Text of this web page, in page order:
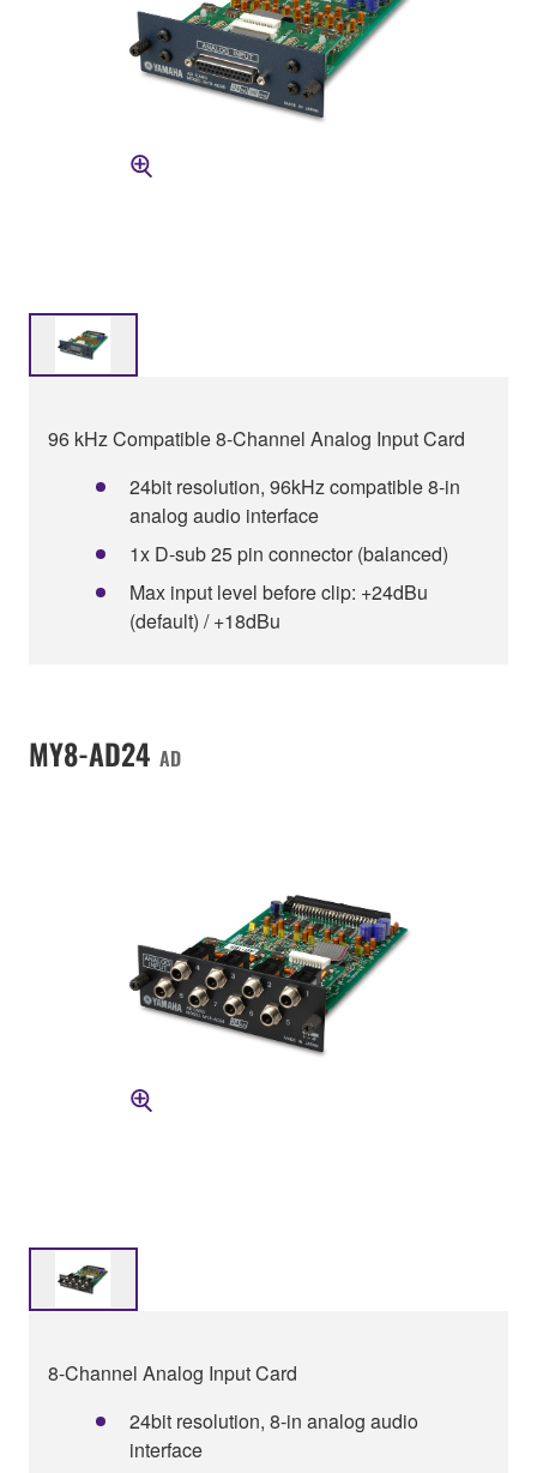
96 kHz Compatible 8-Channel Analog Input Card
24bit resolution, 96kHz compatible 8-in
analog audio interface
1x D-sub 25 pin connector (balanced)
Max input level before clip: +24dBu
(default) / +18dBu
MY8-AD24 AD
8-Channel Analog Input Card
24bit resolution, 8-in analog audio
interface